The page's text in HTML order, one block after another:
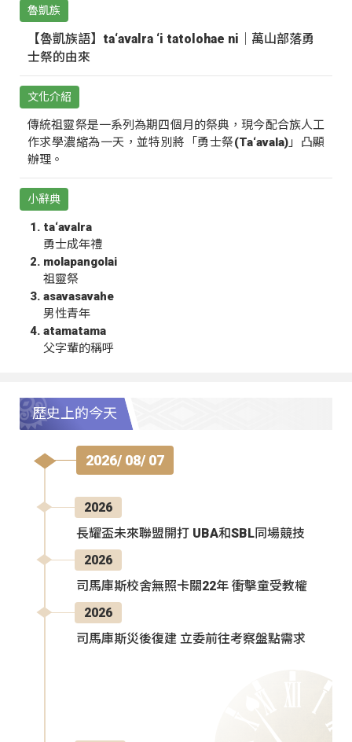
魯凱族
【魯凱族語】ta‘avalra ‘i tatolohae ni｜萬山部落勇
士祭的由來
文化介紹
傳統祖靈祭是一系列為期四個月的祭典，現今配合族人工
作求學濃縮為一天，並特別將「勇士祭(Ta‘avala)」凸顯
辦理。
小辭典
ta‘avalra
勇士成年禮
molapangolai
祖靈祭
asavasavahe
男性青年
atamatama
父字輩的稱呼
歷史上的今天
2026/ 08/ 07
2026
長耀盃未來聯盟開打 UBA和SBL同場競技
2026
司馬庫斯校舍無照卡關22年 衝擊童受教權
2026
司馬庫斯災後復建 立委前往考察盤點需求